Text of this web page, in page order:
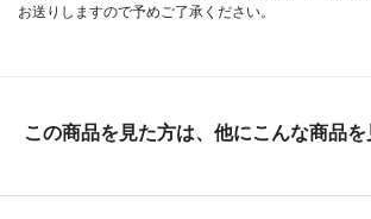
お送りしますので予めご了承ください。
この商品を見た方は、他にこんな商品